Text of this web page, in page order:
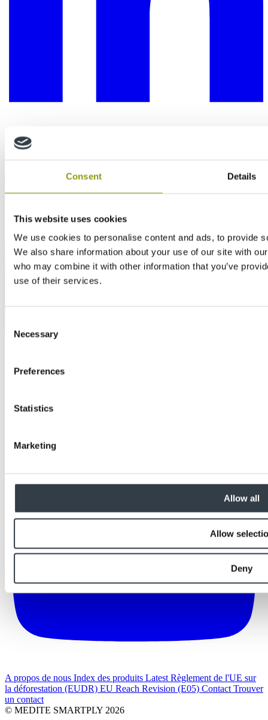
Consent Details
This website uses cookies
We use cookies to personalise content and ads, to provide
We also share information about your use of our site with
who may combine it with other information that you’ve
use of their services.
Selection
Necessary
Preferences
Statistics
Marketing
Allow all
Allow
Deny
A propos de nous Index des produits Latest Règlement de l'UE sur
la déforestation (EUDR) EU Reach Revision (E05) Contact Trouver
un contact
© MEDITE SMARTPLY 2026